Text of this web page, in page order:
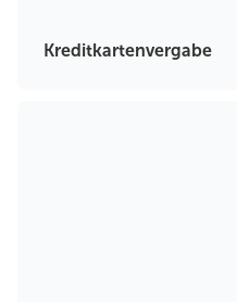
Kreditkartenvergabe